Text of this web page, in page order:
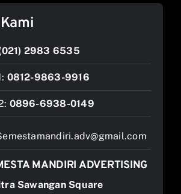
2983 6535
0812-9863-9916
0896-6938-0149
MANDIRI ADVERTISING
Sawangan Square